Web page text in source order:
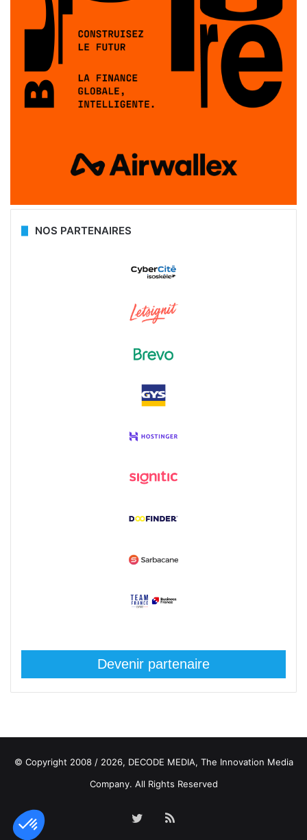
NOS PARTENAIRES
Devenir partenaire
© Copyright 2008 / 2026, DECODE MEDIA, The Innovation Media
Company. All Rights Reserved
TwitterRSS